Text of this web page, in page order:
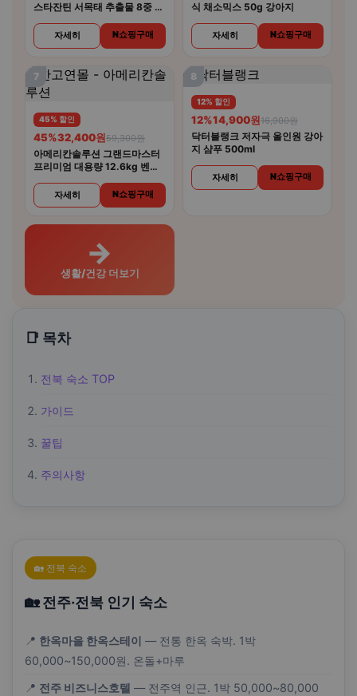
스타잔틴 서목태 추출물 8중 복
자세히 N쇼핑구매
식 채소믹스 50g 강아지
자세히 N쇼핑구매
7
45% 할인
45%32,400원59,300원
아메리칸솔루션 그랜드마스터
프리미엄 대용량 12.6kg 벤토
자세히 N쇼핑구매
8
12% 할인
12%14,900원16,900원
닥터블랭크 저자극 올인원 강아
지 샴푸 500ml
자세히 N쇼핑구매
→
생활/건강 더보기
📑 목차
전북 숙소 TOP
가이드
꿀팁
주의사항
🏡 전북 숙소
🏡 전주·전북 인기 숙소
📍 한옥마을 한옥스테이 — 전통 한옥 숙박. 1박
60,000~150,000원. 온돌+마루
📍 전주 비즈니스호텔 — 전주역 인근. 1박 50,000~80,000